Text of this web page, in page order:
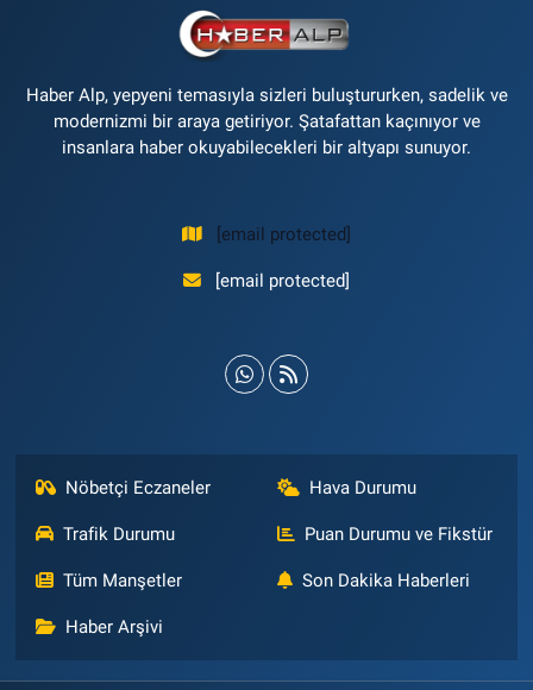
Haber Alp, yepyeni temasıyla sizleri buluştururken, sadelik ve
modernizmi bir araya getiriyor. Şatafattan kaçınıyor ve
insanlara haber okuyabilecekleri bir altyapı sunuyor.
[email protected]
[email protected]
Nöbetçi Eczaneler Hava Durumu
Trafik Durumu Puan Durumu ve Fikstür
Tüm Manşetler Son Dakika Haberleri
Haber Arşivi